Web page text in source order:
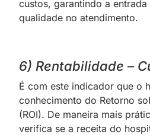
custos, garantindo a
qualidade no atendimento.
6) Rentabilidade –
É com este indicador que o
conhecimento do Retorno
(ROI). De maneira mais
verifica se a receita do